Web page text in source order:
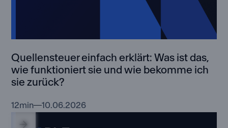
Quellensteuer einfach erklärt: Was ist das,
wie funktioniert sie und wie bekomme ich
sie zurück?
12min 10.06.2026